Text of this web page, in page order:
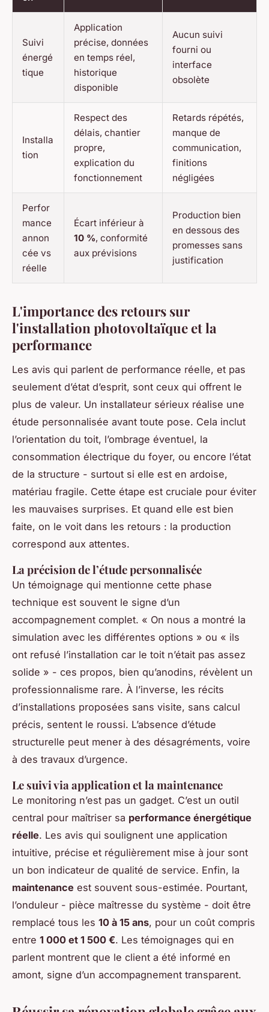
Suivi
énergé
tique
Application
précise, données
en temps réel,
historique
disponible
Aucun suivi
fourni ou
interface
obsolète
Installa
tion
Respect des
délais, chantier
propre,
explication du
fonctionnement
Retards répétés,
manque de
communication,
finitions
négligées
Perfor
mance
annon
cée vs
réelle
Écart inférieur à
10 %, conformité
aux prévisions
Production bien
en dessous des
promesses sans
justification
L'importance des retours sur
l'installation photovoltaïque et la
performance
Les avis qui parlent de performance réelle, et pas
seulement d’état d’esprit, sont ceux qui offrent le
plus de valeur. Un installateur sérieux réalise une
étude personnalisée avant toute pose. Cela inclut
l’orientation du toit, l’ombrage éventuel, la
consommation électrique du foyer, ou encore l’état
de la structure - surtout si elle est en ardoise,
matériau fragile. Cette étape est cruciale pour éviter
les mauvaises surprises. Et quand elle est bien
faite, on le voit dans les retours : la production
correspond aux attentes.
La précision de l’étude personnalisée
Un témoignage qui mentionne cette phase
technique est souvent le signe d’un
accompagnement complet. « On nous a montré la
simulation avec les différentes options » ou « ils
ont refusé l’installation car le toit n’était pas assez
solide » - ces propos, bien qu’anodins, révèlent un
professionnalisme rare. À l’inverse, les récits
d’installations proposées sans visite, sans calcul
précis, sentent le roussi. L’absence d’étude
structurelle peut mener à des désagréments, voire
à des travaux d’urgence.
Le suivi via application et la maintenance
Le monitoring n’est pas un gadget. C’est un outil
central pour maîtriser sa performance énergétique
réelle. Les avis qui soulignent une application
intuitive, précise et régulièrement mise à jour sont
un bon indicateur de qualité de service. Enfin, la
maintenance est souvent sous-estimée. Pourtant,
l’onduleur - pièce maîtresse du système - doit être
remplacé tous les 10 à 15 ans, pour un coût compris
entre 1 000 et 1 500 €. Les témoignages qui en
parlent montrent que le client a été informé en
amont, signe d’un accompagnement transparent.